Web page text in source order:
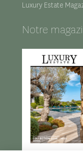
Luxury Estate
Notre